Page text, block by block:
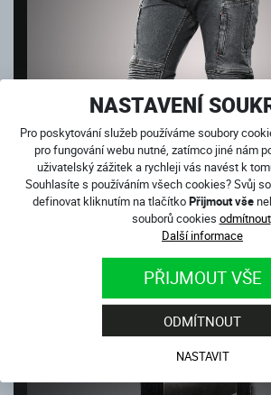
NASTAVENÍ
Pro poskytování služeb používáme soubory
pro fungování webu nutné, zatímco jiné nám
uživatelský zážitek a rychleji vás navést k
Souhlasíte s používáním všech cookies? Svůj
definovat kliknutím na tlačítkoPřijmout vše
souborů cookies odmítnout.
Další informace
PŘIJMOUT VŠE
ODMÍTNOUT
NASTAVIT
CLUB SPORT GREY